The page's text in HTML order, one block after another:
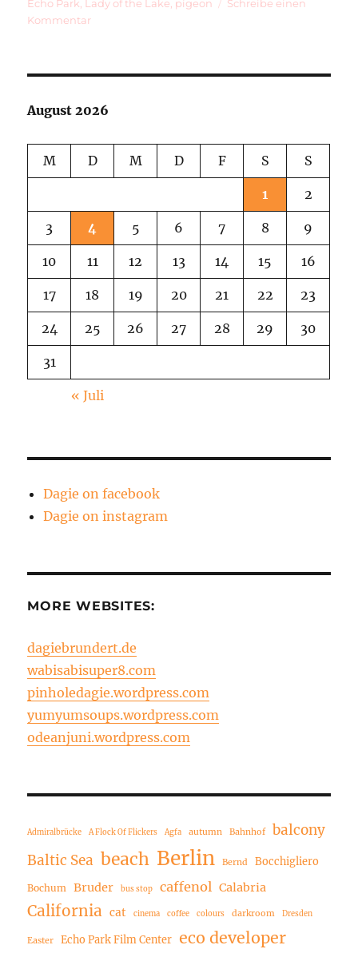
Echo Park, Lady of the Lake, pigeon
Schreibe einen
Kommentarzu
Lake
Pigeon
August 2026
M D M D F S S
1 2
3 4 5 6 7 8 9
10 11 12 13 14 15 16
17 18 19 20 21 22 23
24 25 26 27 28 29 30
31
« Juli
Dagie on facebook
Dagie on instagram
MORE WEBSITES:
dagiebrundert.de
wabisabisuper8.com
pinholedagie.wordpress.com
yumyumsoups.wordpress.com
odeanjuni.wordpress.com
Admiralbrücke A Flock Of Flickers Agfa autumn Bahnhof
balcony
Baltic Sea beach Berlin Bernd Bocchigliero
Bochum Bruder bus stop caffenol Calabria
California cat cinema coffee colours darkroom Dresden
Easter Echo Park Film Center eco developer